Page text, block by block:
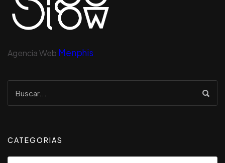
Agencia Web Menphis
CATEGORIAS